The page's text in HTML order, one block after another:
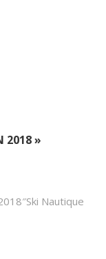
2018 »
Nautique